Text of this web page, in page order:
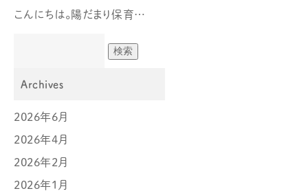
こんにちは。陽だまり保育…
Archives
2026年6月
2026年4月
2026年2月
2026年1月